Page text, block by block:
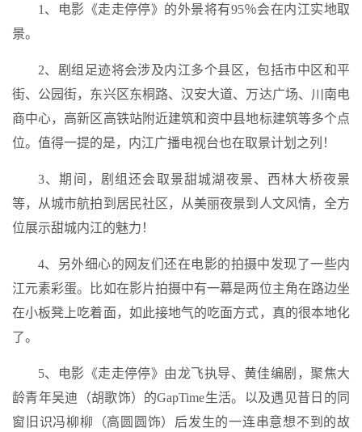
1、电影《走走停停》的外景将有95％会在内江实地取
景。
2、剧组足迹将会涉及内江多个县区，包括市中区和平
街、公园街，东兴区东桐路、汉安大道、万达广场、川南电
商中心，高新区高铁站附近建筑和资中县地标建筑等多个点
位。值得一提的是，内江广播电视台也在取景计划之列！
3、期间，剧组还会取景甜城湖夜景、西林大桥夜景
等，从城市航拍到居民社区，从美丽夜景到人文风情，全方
位展示甜城内江的魅力！
4、另外细心的网友们还在电影的拍摄中发现了一些内
江元素彩蛋。比如在影片拍摄中有一幕是两位主角在路边坐
在小板凳上吃着面，如此接地气的吃面方式，真的很本地化
了。
5、电影《走走停停》由龙飞执导、黄佳编剧，聚焦大
龄青年吴迪（胡歌饰）的GapTime生活。以及遇见昔日的同
窗旧识冯柳柳（高圆圆饰）后发生的一连串意想不到的故